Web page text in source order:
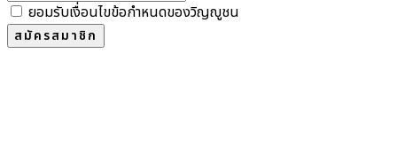
ยอมรับเงื่อนไขข้อกำหนดของวิญญูชน